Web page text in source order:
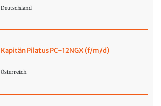
Deutschland
Kapitän Pilatus PC-12NGX (f/m/d)
Österreich